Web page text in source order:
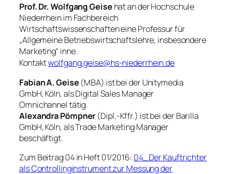
Prof. Dr. Wolfgang Geise hat an der Hochschule
Niederrhein im Fachbereich
Wirtschaftswissenschaften eine Professur für
„Allgemeine Betriebswirtschaftslehre, insbesondere
Marketing“ inne.
Kontaktwolfgang.geise@hs-niederrhein.de
Fabian A. Geise (MBA) ist bei der Unitymedia
GmbH, Köln, als Digital Sales Manager
Omnichannel tätig.
Alexandra Pömpner (Dipl.-Kffr.) ist bei der Barilla
GmbH, Köln, als Trade Marketing Manager
beschäftigt.
Zum Beitrag 04 in Heft 01/2016: 04_Der Kauftrichter
als Controllinginstrument zur Messung der